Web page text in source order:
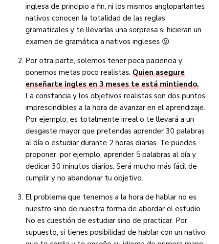
inglesa de principio a fin, ni los mismos angloparlantes
nativos conocen la totalidad de las reglas
gramaticales y te llevarías una sorpresa si hicieran un
examen de gramática a nativos ingleses 😜
Por otra parte, solemos tener poca paciencia y
ponernos metas poco realistas.Quien asegure
enseñarte ingles en 3 meses te está mintiendo.
La constancia y los objetivos realistas son dos puntos
imprescindibles a la hora de avanzar en el aprendizaje.
Por ejemplo, es totalmente irreal o te llevará a un
desgaste mayor que pretendas aprender 30 palabras
al día o estudiar durante 2 horas diarias. Te puedes
proponer, por ejemplo, aprender 5 palabras al día y
dedicar 30 minutos diarios. Será mucho más fácil de
cumplir y no abandonar tu objetivo.
El problema que tenemos a la hora de hablar no es
nuestro sino de nuestra forma de abordar el estudio.
No es cuestión de estudiar sino de practicar. Por
supuesto, si tienes posibilidad de hablar con un nativo